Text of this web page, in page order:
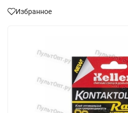
Избранное